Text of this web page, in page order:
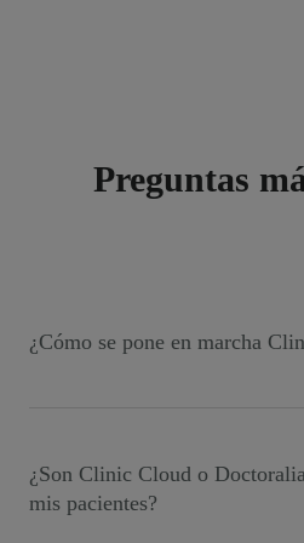
Preguntas
¿Cómo se pone en marcha
formaciones a los
formaciones al resto de
¿Son Clinic Cloud o
mis pacientes?